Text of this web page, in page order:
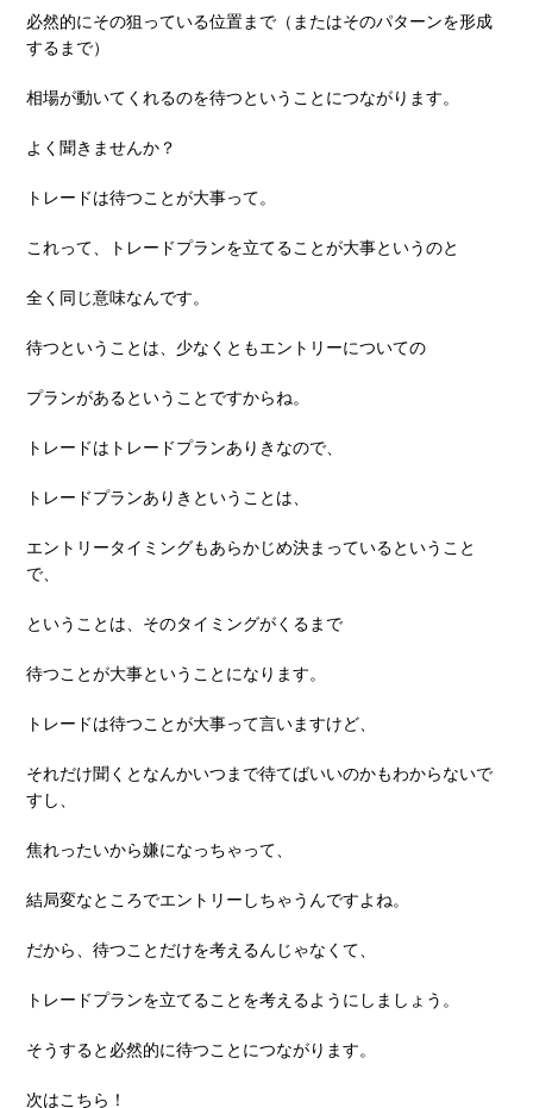
必然的にその狙っている位置まで（またはそのパターンを形成
するまで）
相場が動いてくれるのを待つということにつながります。
よく聞きませんか？
トレードは待つことが⼤事って。
これって、トレードプランを⽴てることが⼤事というのと
全く同じ意味なんです。
待つということは、少なくともエントリーについての
プランがあるということですからね。
トレードはトレードプランありきなので、
トレードプランありきということは、
エントリータイミングもあらかじめ決まっているということ
で、
ということは、そのタイミングがくるまで
待つことが⼤事ということになります。
トレードは待つことが⼤事って⾔いますけど、
それだけ聞くとなんかいつまで待てばいいのかもわからないで
すし、
焦れったいから嫌になっちゃって、
結局変なところでエントリーしちゃうんですよね。
だから、待つことだけを考えるんじゃなくて、
トレードプランを⽴てることを考えるようにしましょう。
そうすると必然的に待つことにつながります。
次はこちら！